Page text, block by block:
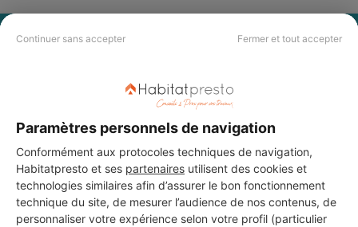
Continuer sans accepter Fermer et tout accepter
Paramètres personnels de navigation
Conformément aux protocoles techniques de navigation,
Habitatpresto et ses partenaires utilisent des cookies et
technologies similaires afin d’assurer le bon fonctionnement
technique du site, de mesurer l’audience de nos contenus, de
personnaliser votre expérience selon votre profil (particulier
PAS LE TEMPS DE
CHERCHER ?
Vous souhaitez réaliser des travaux et ne savez quel professionnel
choisir ? Demandez des devis travauxauprès de notre réseau de 5 000
professionnels partout en France.